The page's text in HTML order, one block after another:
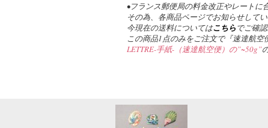
•フランス郵便局の料金改正やレートに
その為、各商品ページでお知らせして
今現在の送料についてはこちらでご確
この商品1点のみをご注文で『速達航空
LETTRE-手紙-（速達航空便）の”~50g”